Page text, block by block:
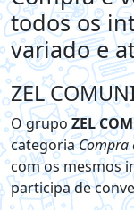
todos os
variado e
ZEL
O grupoZEL
categoriaCompra
com os mesmos
participa de